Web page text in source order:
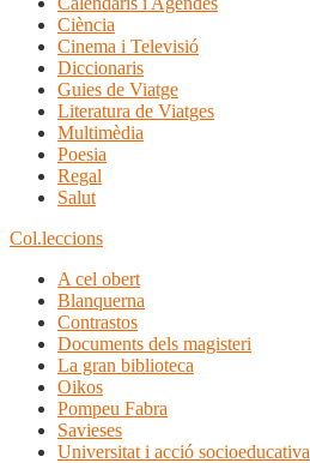
Ciència
Cinema i Televisió
Diccionaris
Guies de Viatge
Literatura de Viatges
Multimèdia
Poesia
Regal
Salut
Col.leccions
A cel obert
Blanquerna
Contrastos
Documents dels magisteri
La gran biblioteca
Oikos
Pompeu Fabra
Savieses
Universitat i acció socioeducativa